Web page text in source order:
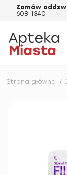
Zamów
608-1340
Strona główna /